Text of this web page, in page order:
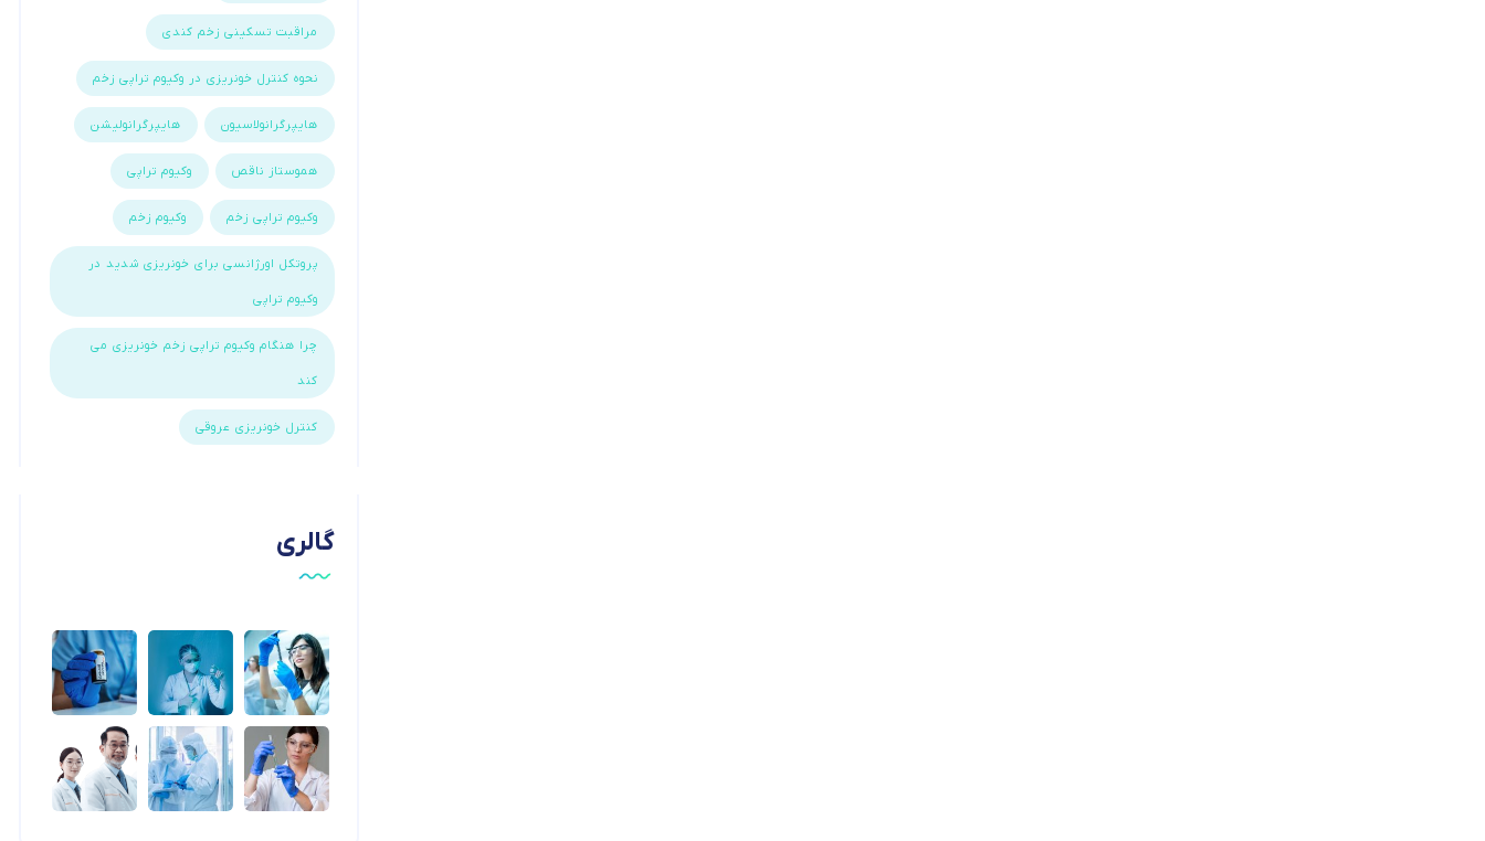
مراقبت تسکینی زخم کندی
نحوه کنترل خونریزی در وکیوم تراپی زخم
هایپرگرانولاسیون هایپرگرانولیشن
هموستاز ناقص وکیوم تراپی
وکیوم تراپی زخم وکیوم زخم
پروتکل اورژانسی برای خونریزی شدید در
وکیوم تراپی
چرا هنگام وکیوم تراپی زخم خونریزی می
کند
کنترل خونریزی عروقی
گالری